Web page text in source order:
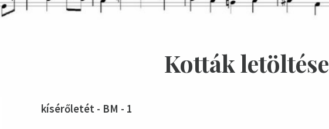
Kották letöltése
kísérőletét - BM - 1